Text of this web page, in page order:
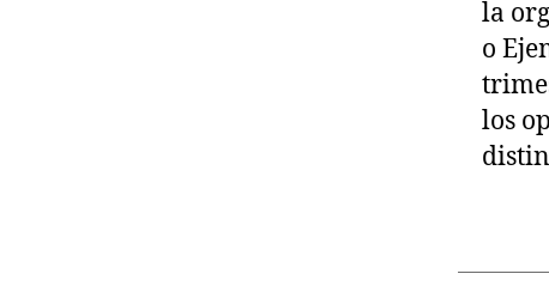
la
o
los